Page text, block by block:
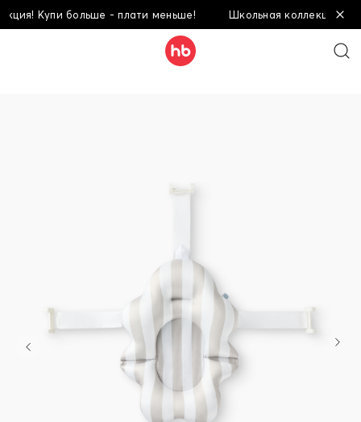
Купи больше - плати меньше! Школьная коллекция! Купи